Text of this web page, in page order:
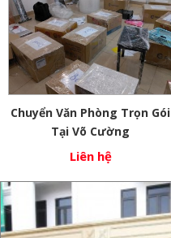
Chuyển Văn Phòng Trọn Gói
Tại Võ Cường
Liên hệ